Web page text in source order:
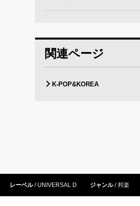
関連ページ
K-POP&KOREA
レーベル UNIVERSAL D ジャンル 邦楽